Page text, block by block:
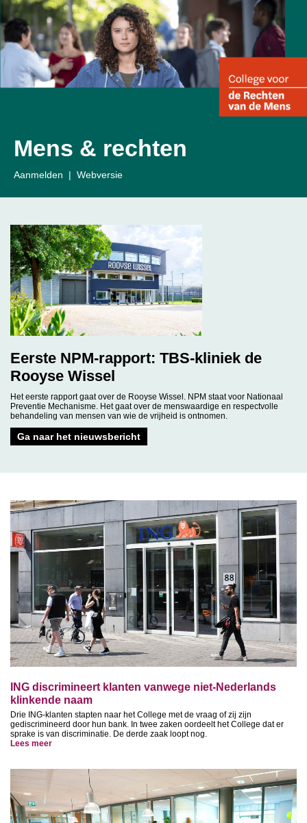
Mens & rechten
Aanmelden | Webversie
Eerste NPM-rapport: TBS-kliniek de
Rooyse Wissel
Het eerste rapport gaat over de Rooyse Wissel. NPM staat voor Nationaal
Preventie Mechanisme. Het gaat over de menswaardige en respectvolle
behandeling van mensen van wie de vrijheid is ontnomen.
Ga naar het nieuwsbericht
ING discrimineert klanten vanwege niet-Nederlands
klinkende naam
Drie ING-klanten stapten naar het College met de vraag of zij zijn
gediscrimineerd door hun bank. In twee zaken oordeelt het College dat er
sprake is van discriminatie. De derde zaak loopt nog.
Lees meer